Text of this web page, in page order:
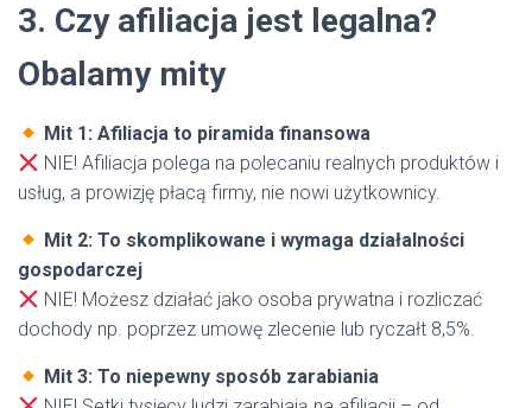
3. Czy afiliacja jest legalna?
Obalamy mity
Mit 1: Afiliacja to piramida finansowa
NIE! Afiliacja polega na polecaniu realnych produktów i
usług, a prowizję płacą firmy, nie nowi użytkownicy.
Mit 2: To skomplikowane i wymaga działalności
gospodarczej
NIE! Możesz działać jako osoba prywatna i rozliczać
dochody np. poprzez umowę zlecenie lub ryczałt 8,5%.
Mit 3: To niepewny sposób zarabiania